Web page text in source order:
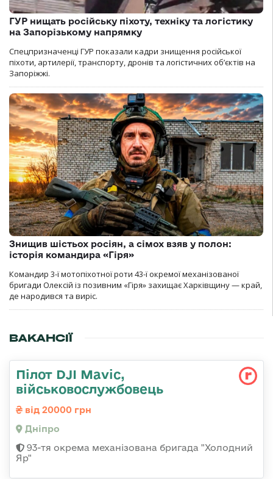
ГУР нищать російську піхоту, техніку та логістику
на Запорізькому напрямку
Спецпризначенці ГУР показали кадри знищення російської
піхоти, артилерії, транспорту, дронів та логістичних об’єктів на
Запоріжжі.
Знищив шістьох росіян, а сімох взяв у полон:
історія командира «Гіря»
Командир 3-ї мотопіхотної роти 43-ї окремої механізованої
бригади Олексій із позивним «Гіря» захищає Харківщину — край,
де народився та виріс.
ВАКАНСІЇ
Пілот DJI Mavic,
військовослужбовець
від 20000 грн
Дніпро
93-тя окрема механізована бригада "Холодний
Яр"